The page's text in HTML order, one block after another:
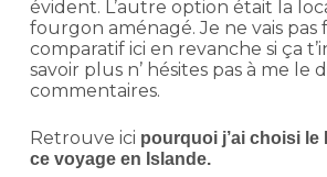
évident. L’autre option était la
fourgon aménagé. Je ne vais pas
comparatif ici en revanche si ça
savoir plus n’ hésites pas à me le
commentaires.
Retrouve ici pourquoi j’ai choisi
ce voyage en Islande.